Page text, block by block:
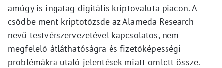
amúgy is ingatag digitális kriptovaluta piacon. A
csődbe ment kriptotőzsde az Alameda Research
nevű testvérszervezetével kapcsolatos, nem
megfelelő átláthatóságra és fizetőképességi
problémákra utaló jelentések miatt omlott össze.